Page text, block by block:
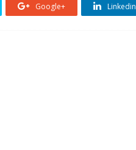
Google+ Linkedin